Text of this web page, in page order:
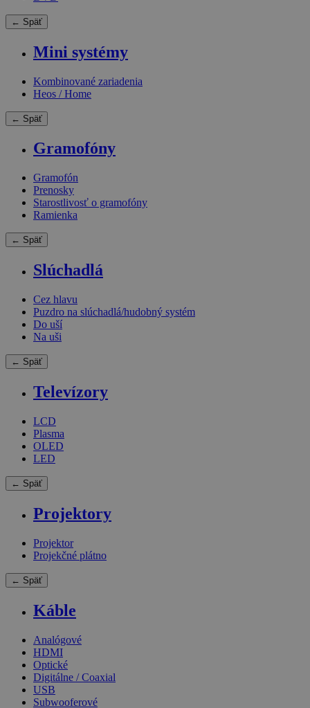
← Späť
Mini systémy
Kombinované zariadenia
Heos / Home
← Späť
Gramofóny
Gramofón
Prenosky
Starostlivosť o gramofóny
Ramienka
← Späť
Slúchadlá
Cez hlavu
Puzdro na slúchadlá/hudobný systém
Do uší
Na uši
← Späť
Televízory
LCD
Plasma
OLED
LED
← Späť
Projektory
Projektor
Projekčné plátno
← Späť
Káble
Analógové
HDMI
Optické
Digitálne / Coaxial
USB
Subwooferové